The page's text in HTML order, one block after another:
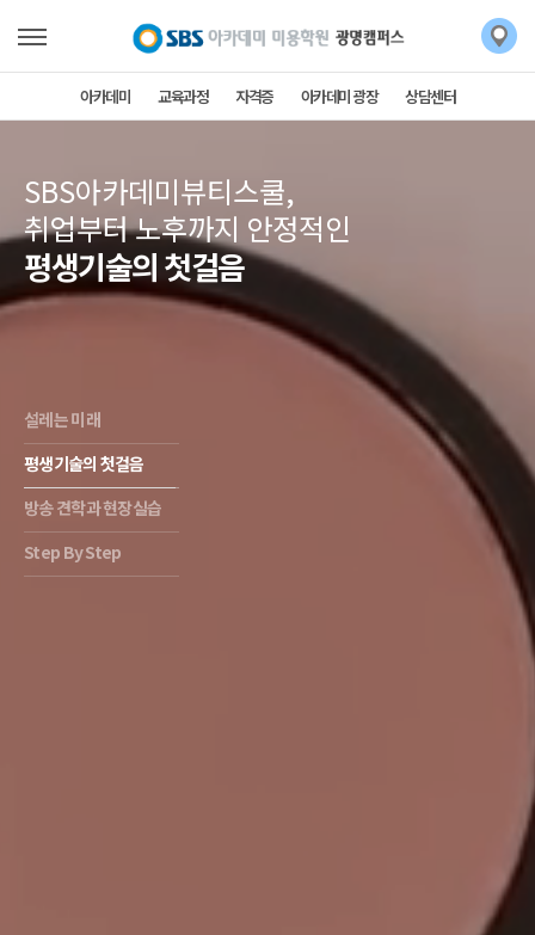
아카데미 교육과정 자격증 아카데미 광장 상담센터
SBS아카데미뷰티스쿨,
취업부터 노후까지 안정적인
평생기술의 첫걸음
설레는 미래
평생기술의 첫걸음
방송 견학과 현장실습
Step By Step